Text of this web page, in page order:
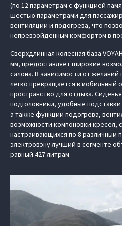
(по 12 параметрам с функцией
шестью параметрами для
вентиляции и подогрева, что
непревзойденным комфортом в
Сверхдлинная колесная база
мм, предоставляет широкие
салона. В зависимости от
легко превращается в
пространство для отдыха.
подголовники, удобные
а также функции подогрева,
возможности компоновки кресел,
настраивающихся по 8 различным
электровэну лучший в сегменте
равный 427 литрам.